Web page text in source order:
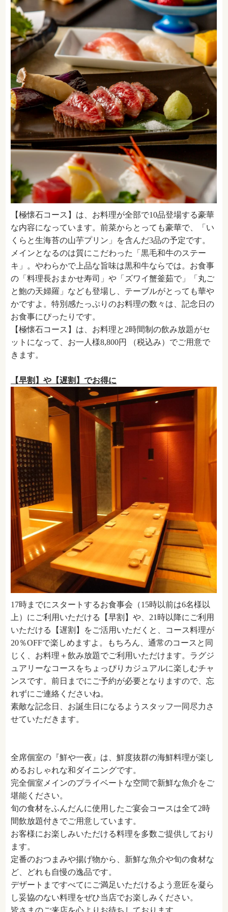
【極懐石コース】は、お料理が全部で10品登場する豪華
な内容になっています。前菜からとっても豪華で、「 い
くらと生海苔の山芋プリン」を含んだ3品の予定です。
メインとなるのは質にこだわった
「黒毛和牛のステー
キ」。やわらかで上品な旨味は黒和牛ならでは。お食事
の「料理長おまかせ寿司」や「ズワイ蟹釜茹で」「丸ご
と鮑の天婦羅」なども登場し、テーブルがとっても華や
かですよ。特別感たっぷりのお料理の数々は、記念日の
お食事にぴったりです。
【極懐石コース】は、お料理と2時間制の飲み放題がセ
ットになって、お一人様8,800円 （税込み）でご用意で
きます。
【早割】や【遅割】でお得に
17時までにスタートするお食事会（15時以前は6名様以
上）にご利用いただける【早割】や、21時以降にご利用
いただける【遅割】をご活用いただくと、コース料理が
20％OFFで楽しめますよ。もちろん、通常のコースと同
じく、お料理＋飲み放題でご利用いただけます。ラグジ
ュアリーなコースをちょっぴりカジュアルに楽しむチャ
ンスです。前日までにご予約が必要となりますので、忘
れずにご連絡くださいね。
素敵な記念日、お誕生日になるようスタッフ一同尽力さ
せていただきます。
全席個室の『鮮や一夜』は、鮮度抜群の海鮮料理が楽し
めるおしゃれな和ダイニングです。
完全個室メインのプライベートな空間で新鮮な魚介をご
堪能ください。
旬の食材をふんだんに使用したご宴会コースは全て2時
間飲放題付きでご用意しています。
お客様にお楽しみいただける料理を多数ご提供しており
ます。
定番のおつまみや揚げ物から、新鮮な魚介や旬の食材な
ど、どれも自慢の逸品です。
デザートまですべてにご満足いただけるよう意匠を凝ら
し妥協のない料理をぜひ当店でお楽しみください。
皆さまのご来店を心よりお待ちしております。